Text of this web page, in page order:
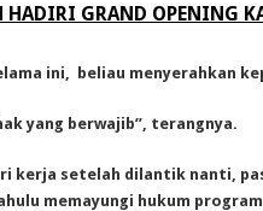
HADIRI GRAND OPENING
ini, beliau menyerahkan
yang berwajib”, terangnya.
kerja setelah dilantik nanti,
memayungi hukum